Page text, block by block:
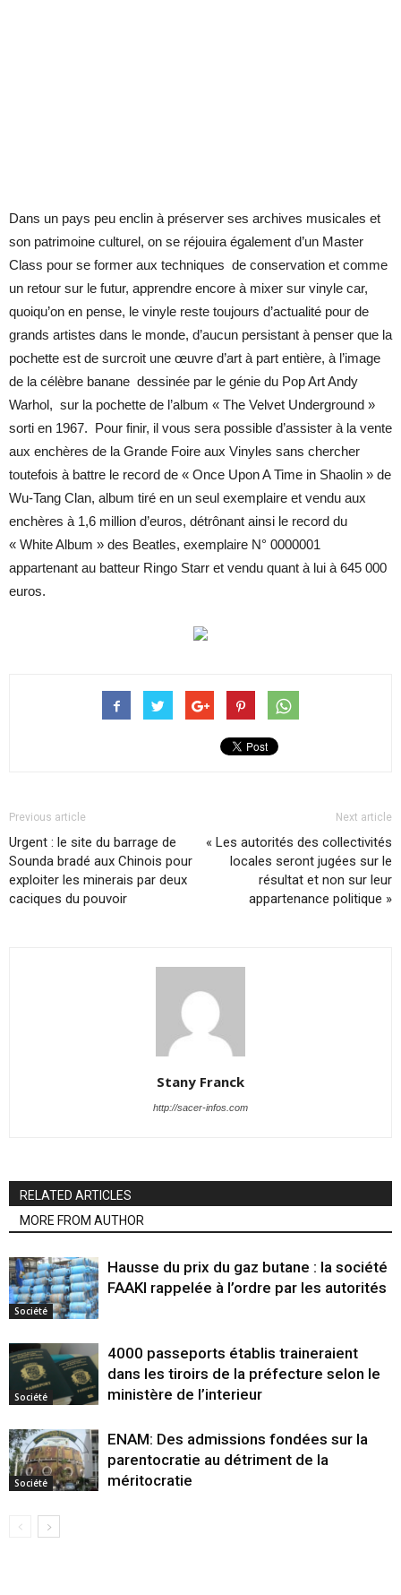
Dans un pays peu enclin à préserver ses archives musicales et
son patrimoine culturel, on se réjouira également d’un Master
Class pour se former aux techniques de conservation et comme
un retour sur le futur, apprendre encore à mixer sur vinyle car,
quoiqu’on en pense, le vinyle reste toujours d’actualité pour de
grands artistes dans le monde, d’aucun persistant à penser que la
pochette est de surcroit une œuvre d’art à part entière, à l’image
de la célèbre banane dessinée par le génie du Pop Art Andy
Warhol, sur la pochette de l’album « The Velvet Underground »
sorti en 1967. Pour finir, il vous sera possible d’assister à la vente
aux enchères de la Grande Foire aux Vinyles sans chercher
toutefois à battre le record de « Once Upon A Time in Shaolin » de
Wu-Tang Clan, album tiré en un seul exemplaire et vendu aux
enchères à 1,6 million d’euros, détrônant ainsi le record du
« White Album » des Beatles, exemplaire N° 0000001
appartenant au batteur Ringo Starr et vendu quant à lui à 645 000
euros.
Previous article
Urgent : le site du barrage de
Sounda bradé aux Chinois pour
exploiter les minerais par deux
caciques du pouvoir
Next article
« Les autorités des collectivités
locales seront jugées sur le
résultat et non sur leur
appartenance politique »
Stany Franck
http://sacer-infos.com
RELATED ARTICLES
MORE FROM AUTHOR
Société
Hausse du prix du gaz butane : la société
FAAKI rappelée à l’ordre par les autorités
Société
4000 passeports établis traineraient
dans les tiroirs de la préfecture selon le
ministère de l’interieur
Société
ENAM: Des admissions fondées sur la
parentocratie au détriment de la
méritocratie